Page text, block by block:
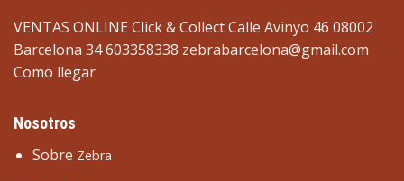
VENTAS ONLINE Click & Collect Calle Avinyo 46 08002
Barcelona 34 603358338 zebrabarcelona@gmail.com
Como llegar
Nosotros
Sobre Zebra